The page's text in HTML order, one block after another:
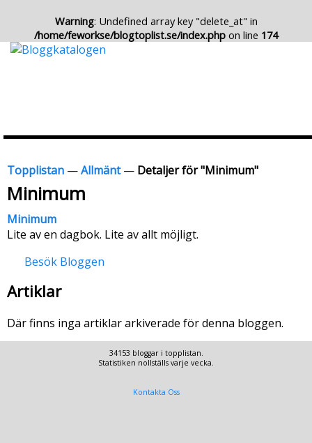
Warning: Undefined array key "delete_at" in
/home/feworkse/blogtoplist.se/index.php on line 174
Topplistan —Allmänt— Detaljer för "Minimum"
Minimum
Minimum
Lite av en dagbok. Lite av allt möjligt.
Besök Bloggen
Artiklar
Där finns inga artiklar arkiverade för denna bloggen.
34153 bloggar i topplistan.
Statistiken nollställs varje vecka.
Kontakta Oss